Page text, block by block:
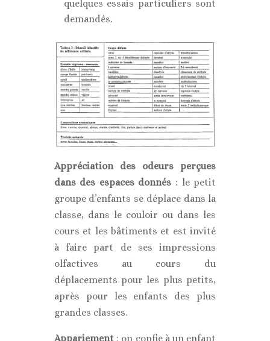
quelques essais particuliers sont
demandés.
Appréciation des odeurs perçues
dans des espaces donnés : le petit
groupe d’enfants se déplace dans la
classe, dans le couloir ou dans les
cours et les bâtiments et est invité
à faire part de ses impressions
olfactives au cours du
déplacements pour les plus petits,
après pour les enfants des plus
grandes classes.
Appariement : on confie à un enfant